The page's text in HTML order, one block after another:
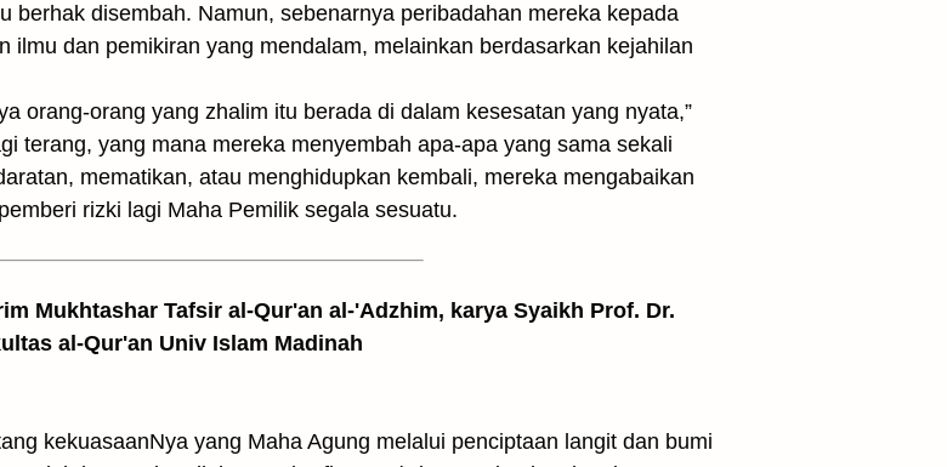
berhak disembah. Namun, sebenarnya peribadahan mereka kepada
ilmu dan pemikiran yang mendalam, melainkan berdasarkan kejahilan
orang-orang yang zhalim itu berada di dalam kesesatan yang nyata,”
terang, yang mana mereka menyembah apa-apa yang sama sekali
mematikan, atau menghidupkan kembali, mereka mengabaikan
rizki lagi Maha Pemilik segala sesuatu.
Mukhtashar Tafsir al-Qur'an al-'Adzhim, karya Syaikh Prof. Dr.
al-Qur'an Univ Islam Madinah
kekuasaanNya yang Maha Agung melalui penciptaan langit dan bumi